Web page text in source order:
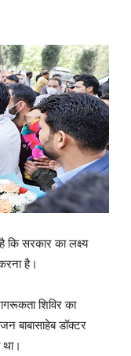
कि सरकार का लक्ष्य
है।
शिविर का
बाबासाहेब डॉक्टर